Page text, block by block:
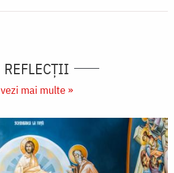
REFLECȚII
vezi mai multe »